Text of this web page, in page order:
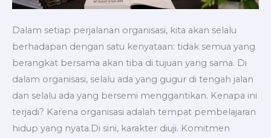
Dalam setiap perjalanan organisasi, kita akan selalu
berhadapan dengan satu kenyataan: tidak semua yang
berangkat bersama akan tiba di tujuan yang sama. Di
dalam organisasi, selalu ada yang gugur di tengah jalan
dan selalu ada yang bersemi menggantikan. Kenapa ini
terjadi? Karena organisasi adalah tempat pembelajaran
hidup yang nyata.Di sini, karakter diuji. Komitmen